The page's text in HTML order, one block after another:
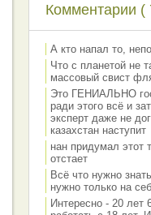
Комментарии (
А кто напал то,
Что с планетой не
массовый свист
Это ГЕНИАЛЬНО
ради этого всё и
эксперт даже не
казахстан наступит
нан придумал этот
отстает
Всё что нужно
нужно только на
Интересно - 20 лет